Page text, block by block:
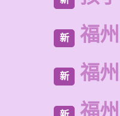
新 福
新 福
福